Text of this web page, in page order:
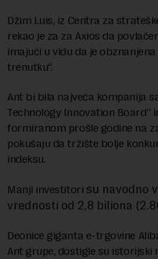
Džim Luis, iz Centra za
rekao je za za Axios da
imajući u vidu da je
trenutku“.
Ant bi bila najveća kompanija
Technology Innovation Board“
formiranom prošle godine na
pokušaju da tržište bolje
indeksu.
Manji investitori su navodno
vrednosti od 2,8 biliona
Deonice giganta e-trgovine
Ant grupe, dostigle su istorijski